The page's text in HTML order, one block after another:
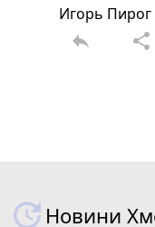
Игорь Пирог
reply share
Новини